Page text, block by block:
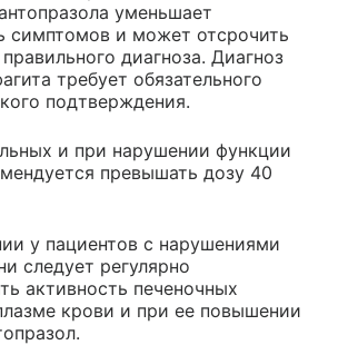
уменьшает
симптомов и может отсрочить
диагноза. Диагноз
требует обязательного
подтверждения.
и при нарушении функции
превышать дозу 40
у пациентов с нарушениями
следует регулярно
активность печеночных
крови и при ее повышении